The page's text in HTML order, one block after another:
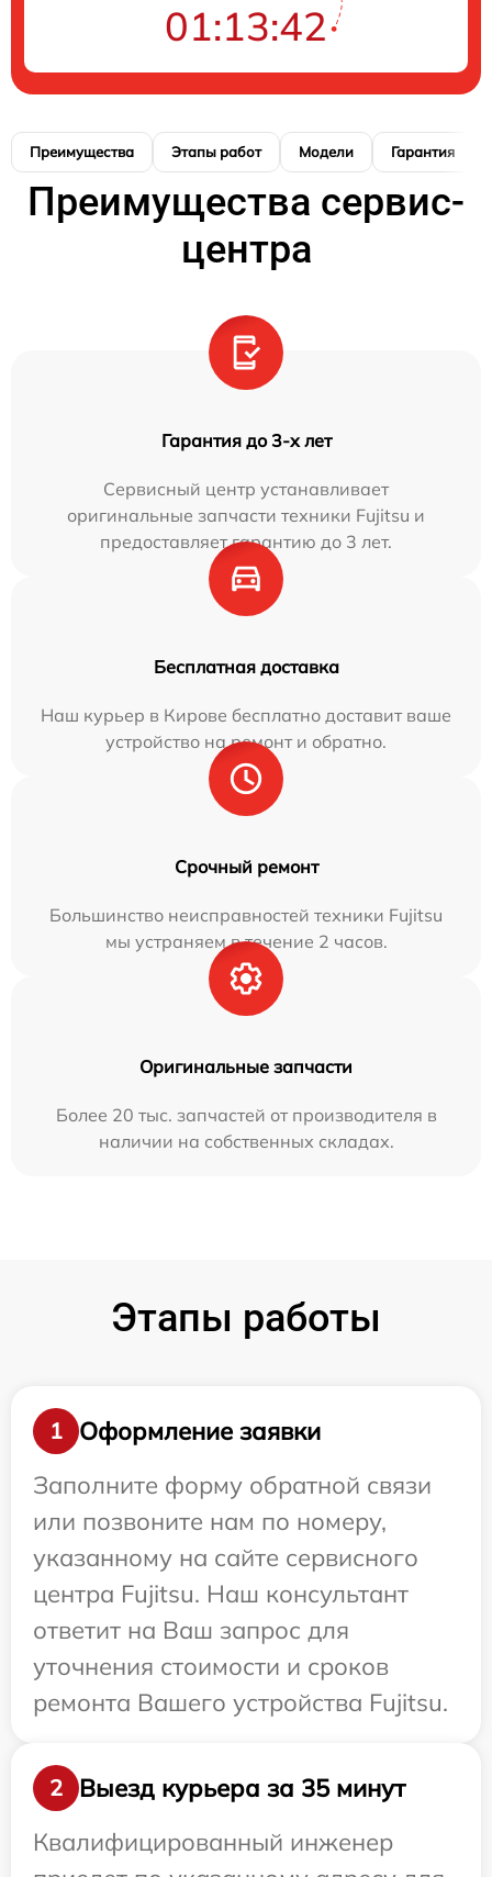
01:13:41
Преимущества Этапы работ Модели Гарантия
Преимущества сервис-
центра
Гарантия до 3-х лет
Сервисный центр устанавливает
оригинальные запчасти техники Fujitsu и
предоставляет гарантию до 3 лет.
Бесплатная доставка
Наш курьер в Кирове бесплатно доставит ваше
устройство на ремонт и обратно.
Срочный ремонт
Большинство неисправностей техники Fujitsu
мы устраняем в течение 2 часов.
Оригинальные запчасти
Более 20 тыс. запчастей от производителя в
наличии на собственных складах.
Этапы работы
1
Оформление заявки
Заполните форму обратной связи
или позвоните нам по номеру,
указанному на сайте сервисного
центра Fujitsu. Наш консультант
ответит на Ваш запрос для
уточнения стоимости и сроков
ремонта Вашего устройства Fujitsu.
2
Выезд курьера за 35 минут
Квалифицированный инженер